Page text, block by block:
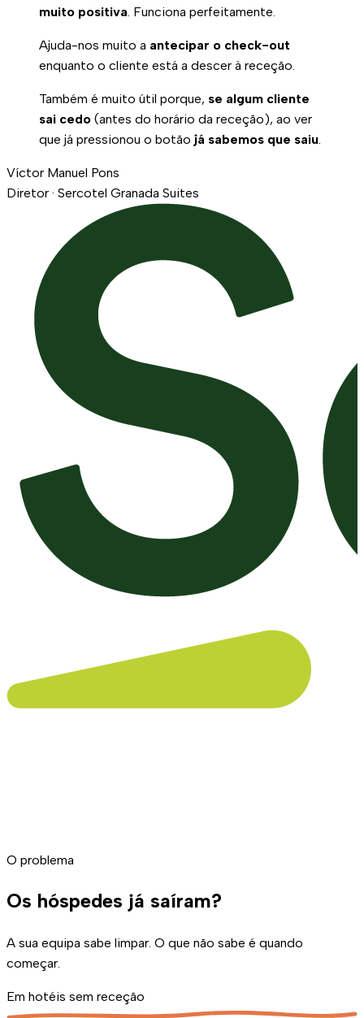
muito positiva . Funciona perfeitamente.
Ajuda-nos muito a antecipar o check-out
enquanto o cliente está a descer à receção.
Também é muito útil porque, se algum cliente
sai cedo (antes do horário da receção), ao ver
que já pressionou o botão já sabemos que saiu
Víctor Manuel Pons
Diretor · Sercotel Granada Suites
O problema
Os hóspedes já saíram?
A sua equipa sabe limpar. O que não sabe é quando
começar.
Em hotéis sem receção